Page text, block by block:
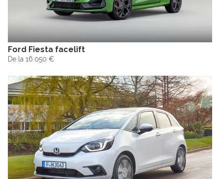
Ford Fiesta facelift
De la 16.050 €